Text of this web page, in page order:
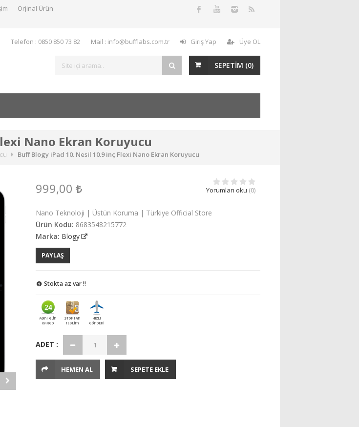
Orjinal Ürün
Telefon : 0850 850 73 82 Mail : info@bufflabs.com.tr Giriş Yap Üye OL
SEPETİM (0)
Nano Ekran Koruyucu
Buff Blogy iPad 10. Nesil 10.9 inç Flexi Nano Ekran Koruyucu
999,00 Yorumları oku (0)
Nano Teknoloji | Üstün Koruma | Türkiye Official Store
Ürün Kodu: 8683548215772
Marka: Blogy
PAYLAŞ
Stokta az var !!
ADET :
HEMEN AL SEPETE EKLE